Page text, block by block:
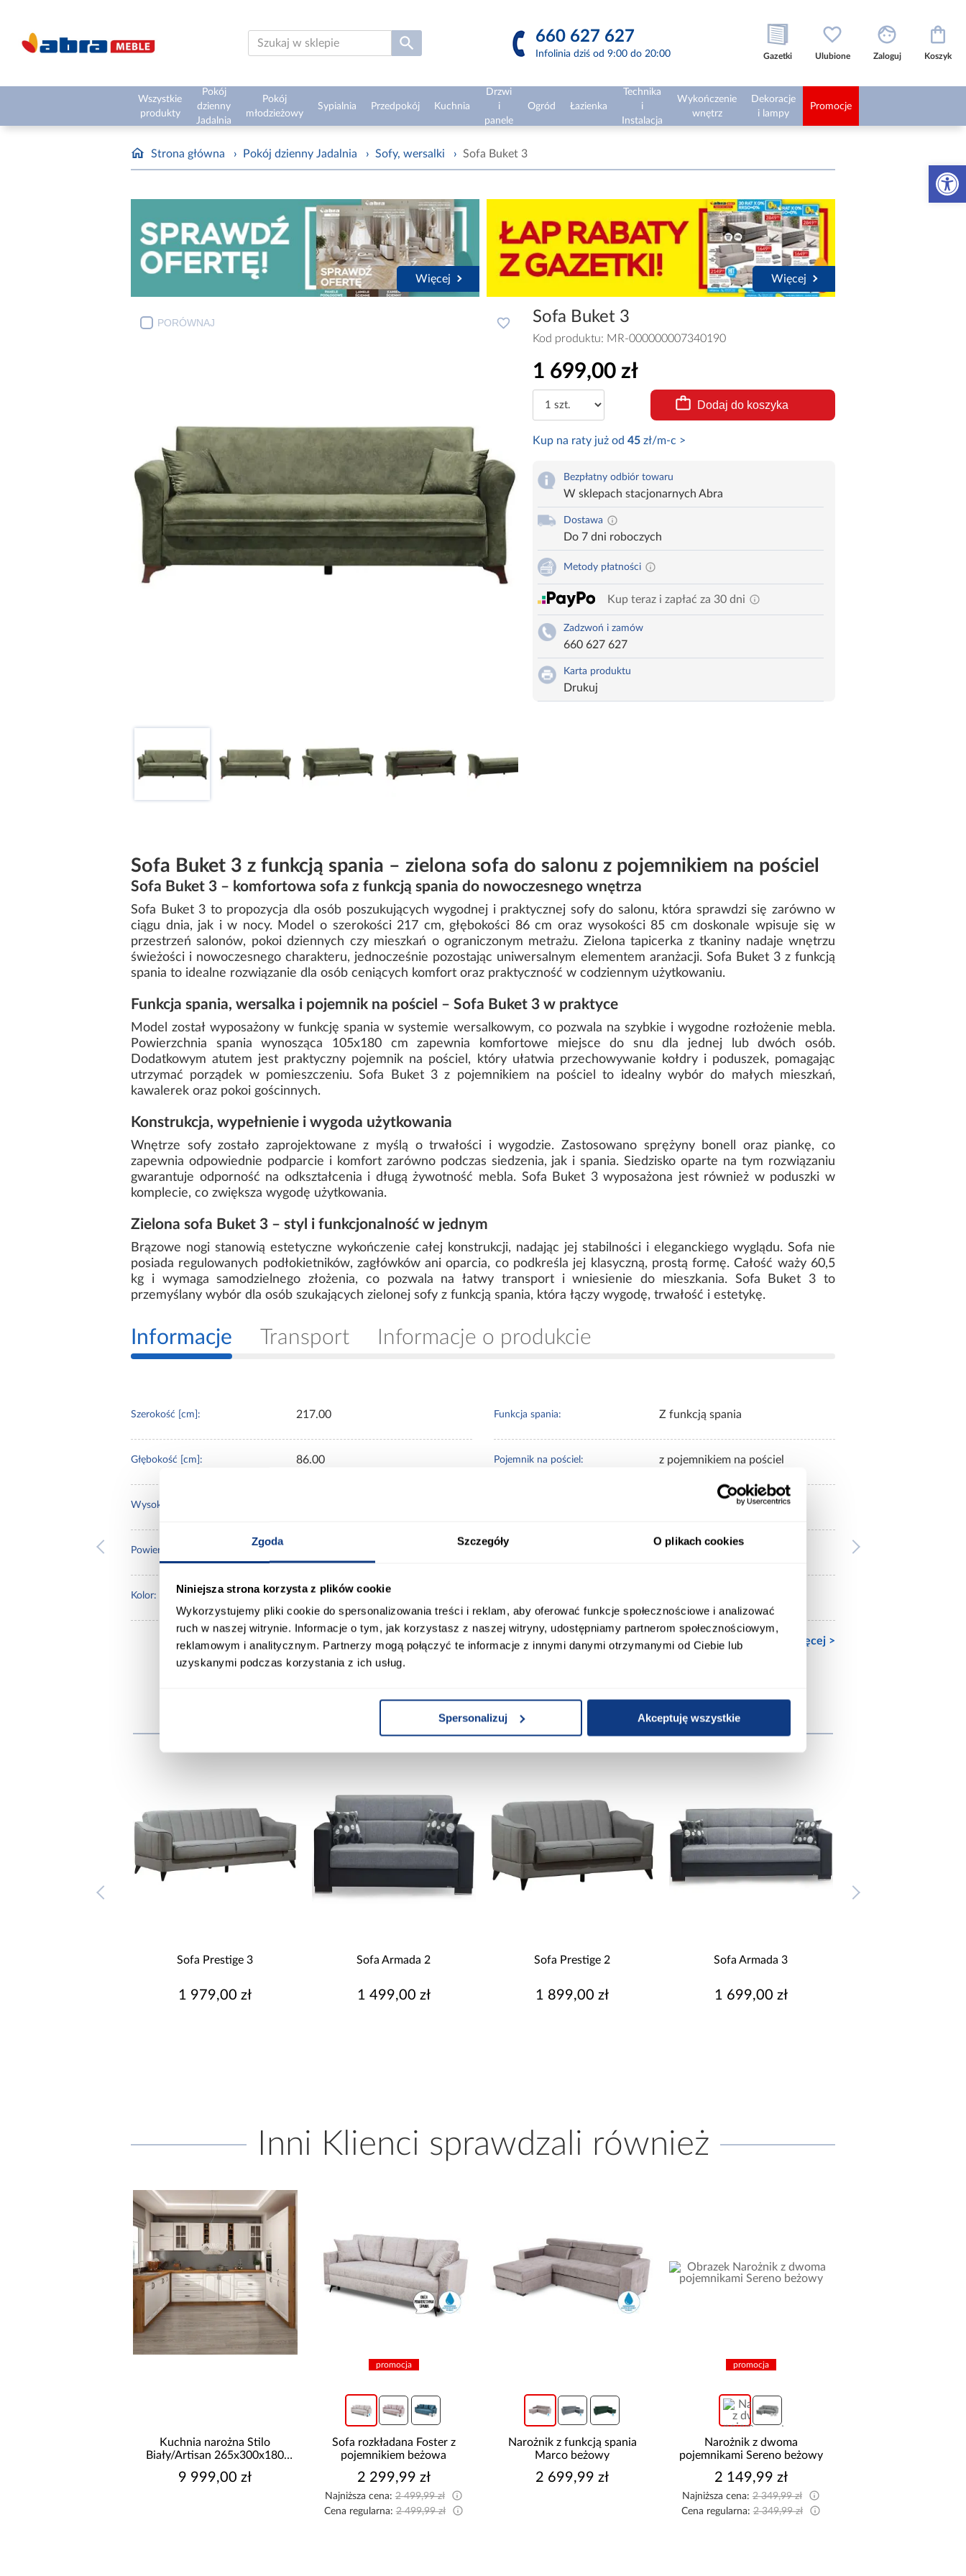
Zgoda Szczegóły O plikach cookies
Niniejsza strona korzysta z plików cookie
Wykorzystujemy pliki cookie do spersonalizowania treści i reklam, aby oferować funkcje społecznościowe i analizować
ruch w naszej witrynie. Informacje o tym, jak korzystasz z naszej witryny, udostępniamy partnerom społecznościowym,
reklamowym i analitycznym. Partnerzy mogą połączyć te informacje z innymi danymi otrzymanymi od Ciebie lub
uzyskanymi podczas korzystania z ich usług.
Spersonalizuj Akceptuję wszystkie
Otwórz
660 627 627
Infolinia dziś od 9:00 do 20:00 Gazetki Ulubione Zaloguj Koszyk
Wszystkie
produkty
Pokój
dzienny
Jadalnia
Pokój
młodzieżowy
Sypialnia Przedpokój Kuchnia
Drzwi
i
panele
Ogród Łazienka
Technika
i
Instalacja
Wykończenie
wnętrz
Dekoracje
i lampy
Promocje
Strona główna › Pokój dzienny Jadalnia › Sofy, wersalki › Sofa Buket 3
Więcej Więcej
PORÓWNAJ Sofa Buket 3
Kod produktu: MR-000000007340190
1 699,00 zł
Dodaj do koszyka
Kup na raty już od 45zł/m-c >
Bezpłatny odbiór towaru
W sklepach stacjonarnych Abra
Dostawa
Do 7 dni roboczych
Metody płatności
Kup teraz i zapłać za 30 dni
Zadzwoń i zamów
660 627 627
Karta produktu
Drukuj
Sofa Buket 3 z funkcją spania – zielona sofa do salonu z pojemnikiem na pościel
Sofa Buket 3 – komfortowa sofa z funkcją spania do nowoczesnego wnętrza
Sofa Buket 3 to propozycja dla osób poszukujących wygodnej i praktycznej sofy do salonu, która sprawdzi się zarówno w
ciągu dnia, jak i w nocy. Model o szerokości 217 cm, głębokości 86 cm oraz wysokości 85 cm doskonale wpisuje się w
przestrzeń salonów, pokoi dziennych czy mieszkań o ograniczonym metrażu. Zielona tapicerka z tkaniny nadaje wnętrzu
świeżości i nowoczesnego charakteru, jednocześnie pozostając uniwersalnym elementem aranżacji. Sofa Buket 3 z funkcją
spania to idealne rozwiązanie dla osób ceniących komfort oraz praktyczność w codziennym użytkowaniu.
Funkcja spania, wersalka i pojemnik na pościel – Sofa Buket 3 w praktyce
Model został wyposażony w funkcję spania w systemie wersalkowym, co pozwala na szybkie i wygodne rozłożenie mebla.
Powierzchnia spania wynosząca 105x180 cm zapewnia komfortowe miejsce do snu dla jednej lub dwóch osób.
Dodatkowym atutem jest praktyczny pojemnik na pościel, który ułatwia przechowywanie kołdry i poduszek, pomagając
utrzymać porządek w pomieszczeniu. Sofa Buket 3 z pojemnikiem na pościel to idealny wybór do małych mieszkań,
kawalerek oraz pokoi gościnnych.
Konstrukcja, wypełnienie i wygoda użytkowania
Wnętrze sofy zostało zaprojektowane z myślą o trwałości i wygodzie. Zastosowano sprężyny bonell oraz piankę, co
zapewnia odpowiednie podparcie i komfort zarówno podczas siedzenia, jak i spania. Siedzisko oparte na tym rozwiązaniu
gwarantuje odporność na odkształcenia i długą żywotność mebla. Sofa Buket 3 wyposażona jest również w poduszki w
komplecie, co zwiększa wygodę użytkowania.
Zielona sofa Buket 3 – styl i funkcjonalność w jednym
Brązowe nogi stanowią estetyczne wykończenie całej konstrukcji, nadając jej stabilności i eleganckiego wyglądu. Sofa nie
posiada regulowanych podłokietników, zagłówków ani oparcia, co podkreśla jej klasyczną, prostą formę. Całość waży 60,5
kg i wymaga samodzielnego złożenia, co pozwala na łatwy transport i wniesienie do mieszkania. Sofa Buket 3 to
przemyślany wybór dla osób szukających zielonej sofy z funkcją spania, która łączy wygodę, trwałość i estetykę.
Informacje Transport Informacje o produkcie
Szerokość [cm]: 217.00
Głębokość [cm]: 86.00
Wysokość [cm]:
Powierzchnia spania [cm]:
Kolor: zielony
Funkcja spania: Z funkcją spania
Pojemnik na pościel: z pojemnikiem na pościel
Sposób rozkładania: wersalkowy
Zobacz więcej >
Produkty alternatywne
Sofa Armada 2
1 499,00 zł
Sofa Prestige 2
1 899,00 zł
Sofa Armada 3
1 699,00 zł
Sofa Adonis
3 109,00 zł
Inni Klienci sprawdzali również
Kuchnia narożna Stilo
Biały/Artisan 265x300x180
9 999,00 zł
promocja
Sofa rozkładana Foster z
pojemnikiem beżowa
2 299,99 zł
Najniższa cena:2 499,99 zł
Cena regularna:2 499,99 zł
Narożnik z funkcją spania
Marco beżowy
2 699,99 zł
promocja
Narożnik z dwoma
pojemnikami Sereno beżowy
2 149,99 zł
Najniższa cena:2 349,99 zł
Cena regularna:2 349,99 zł